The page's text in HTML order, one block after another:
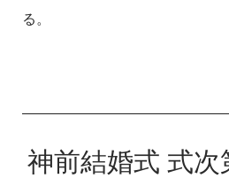
る。
神前結婚式 式次